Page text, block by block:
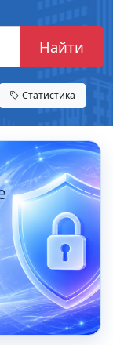
Найти
Статистика